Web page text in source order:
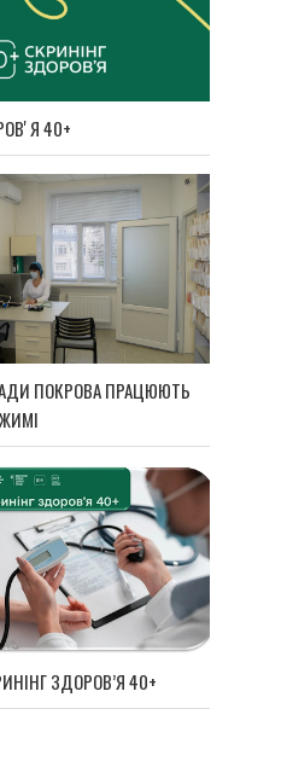
40+
ПОКРОВА ПРАЦЮЮТЬ
ЗДОРОВ’Я 40+